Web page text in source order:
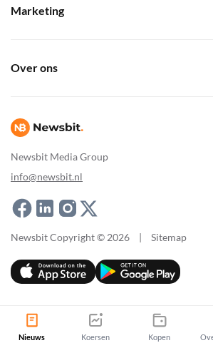
Newsbit Media Group
info@newsbit.nl
Marketing
Over ons
Newsbit Copyright © 2026 | Sitemap
Nieuws Koersen Kopen